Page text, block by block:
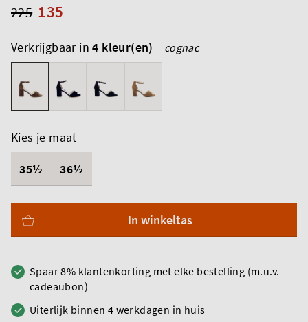
135
225
Verkrijgbaar in4 kleur(en) cognac
Kies je maat
35½
36½
In winkeltas
Spaar 8% klantenkorting met elke bestelling (m.u.v.
cadeaubon)
Uiterlijk binnen 4 werkdagen in huis